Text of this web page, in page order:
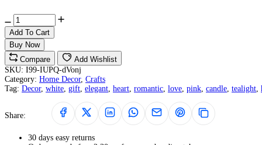
Add To Cart
Buy Now
Compare
Add Wishlist
SKU: I99-IUPQ-dVonj
Category: Home Decor, Crafts
Tag: Decor, white, gift, elegant, heart, romantic, love, pink, candle, tealight,
Share:
30 days easy returns